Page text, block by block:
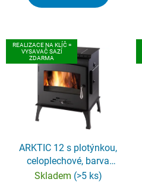
REALIZACE NA KLÍČ =
VYSAVAČ SAZÍ
ZDARMA
ARKTIC 12 s plotýnkou,
celoplechové, barva
černá, kování Cr,
Skladem (>5 ks)